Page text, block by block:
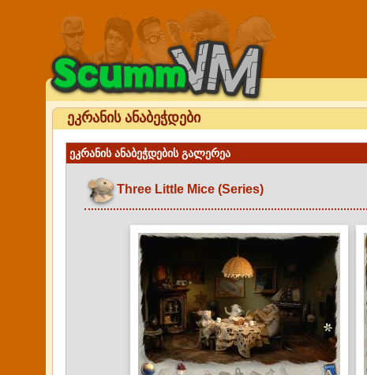
ეკრანის ანაბეჭდები
ეკრანის ანაბეჭდების გალერეა
Three Little Mice (Series)